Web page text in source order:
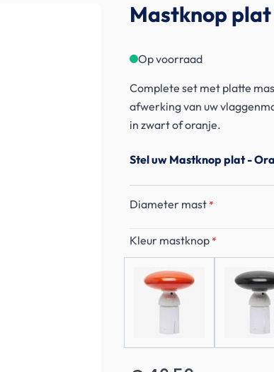
Mastknop
Op voorraad
Complete set met platte
afwerking van uw
in zwart of oranje.
Stel uw Mastknop plat -
Diameter mast*
Kleur mastknop*